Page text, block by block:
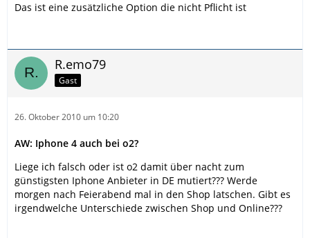
Das ist eine zusätzliche Option die nicht Pflicht ist
R.emo79
Gast
26. Oktober 2010 um 10:20
AW: Iphone 4 auch bei o2?
Liege ich falsch oder ist o2 damit über nacht zum
günstigsten Iphone Anbieter in DE mutiert??? Werde
morgen nach Feierabend mal in den Shop latschen. Gibt es
irgendwelche Unterschiede zwischen Shop und Online???